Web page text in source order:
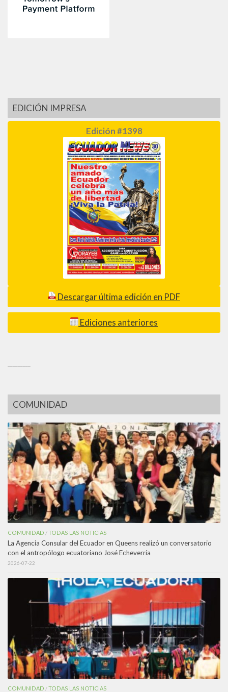
EDICIÓN IMPRESA
Edición #1398
Descargar última edición en PDF
Ediciones anteriores
COMUNIDAD
COMUNIDAD /TODAS LAS NOTICIAS
La Agencia Consular del Ecuador en Queens realizó un conversatorio
con el antropólogo ecuatoriano José Echeverría
2026-07-22
COMUNIDAD /TODAS LAS NOTICIAS